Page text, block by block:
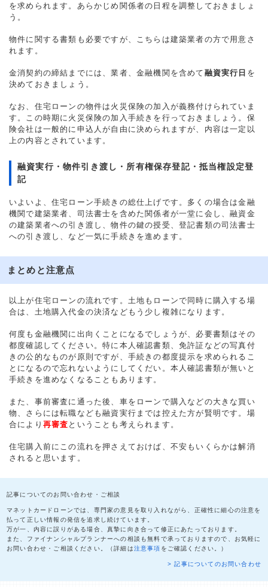
を求められます。あらかじめ関係者の日程を調整しておきましょ
う。
物件に関する書類も必要ですが、こちらは建築業者の方で用意さ
れます。
金消契約の締結までには、業者、金融機関を含めて 融資実行日 を
決めておきましょう。
なお、住宅ローンの物件は火災保険の加入が義務付けられていま
す。この時期に火災保険の加入手続きを行っておきましょう。保
険会社は一般的に申込人が自由に決められますが、内容は一定以
上の内容とされています。
融資実行・物件引き渡し・所有権保存登記・抵当権設定登
記
いよいよ、住宅ローン手続きの総仕上げです。多くの場合は金融
機関で建築業者、司法書士を含めた関係者が一堂に会し、融資金
の建築業者への引き渡し、物件の鍵の授受、登記書類の司法書士
への引き渡し、など一気に手続きを進めます。
まとめと注意点
以上が住宅ローンの流れです。土地もローンで同時に購入する場
合は、土地購入代金の決済などもう少し複雑になります。
何度も金融機関に出向くことになるでしょうが、必要書類はその
都度確認してください。特に本人確認書類、免許証などの写真付
きの公的なものが原則ですが、手続きの都度提示を求められるこ
とになるので忘れないようにしてくだい。本人確認書類が無いと
手続きを進めなくなることもあります。
また、事前審査に通った後、車をローンで購入などの大きな買い
物、さらには転職なども融資実行までは控えた方が賢明です。場
合により 再審査 ということも考えられます。
住宅購入前にこの流れを押さえておけば、不安もいくらかは解消
されると思います。
記事についてのお問い合わせ・ご相談
マネットカードローンでは、専門家の意見を取り入れながら、正確性に細心の注意を
払って正しい情報の発信を追求し続けています。
万が一、内容に誤りがある場合、真摯に向き合って修正にあたっております。
また、ファイナンシャルプランナーへの相談も無料で承っておりますので、お気軽に
お問い合わせ・ご相談ください。（詳細は注意事項 をご確認ください。）
> 記事についてのお問い合わせ